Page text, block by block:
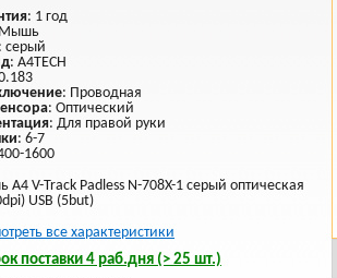
: 1 год
серый
: A4TECH
: Проводная
: Оптический
: Для правой руки
: 6-7
1600
V-Track Padless N-708X-1 серый оптическая
USB (5but)
все характеристики
поставки 4 раб.дня (> 25 шт.)